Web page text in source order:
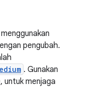
pengubah.
. Gunakan
untuk menjaga